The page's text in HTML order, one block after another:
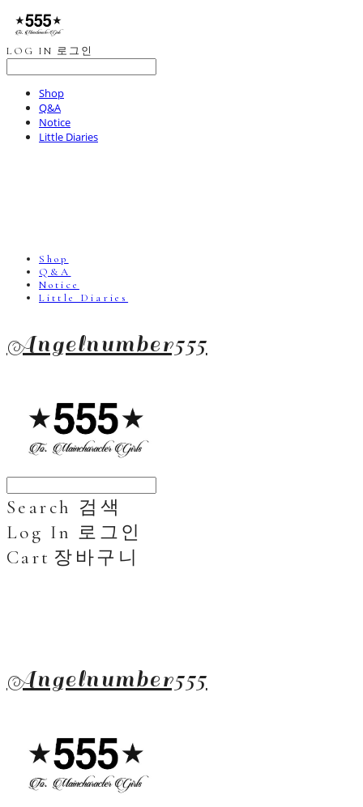
LOG IN 로그인
Shop
Q&A
Notice
Little Diaries
Shop
Q&A
Notice
Little Diaries
Angelnumber555
Search 검색
Log In 로그인
Cart 장바구니
Angelnumber555